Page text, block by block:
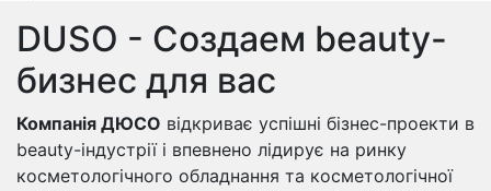
DUSO - Создаем beauty-
бизнес для вас
Компанія ДЮСО відкриває успішні бізнес-проекти в
beauty-індустрії і впевнено лідирує на ринку
косметологічного обладнання та косметологічної